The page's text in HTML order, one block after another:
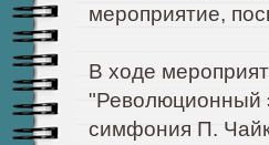
мероприятие,
В ходе
"Революционный
симфония П.